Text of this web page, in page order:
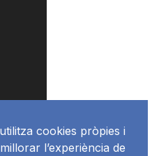
cookies pròpies i
l’experiència de